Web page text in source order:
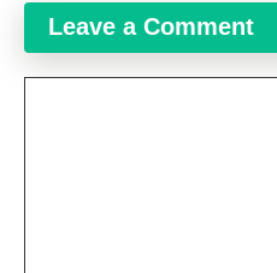
Leave a Comment